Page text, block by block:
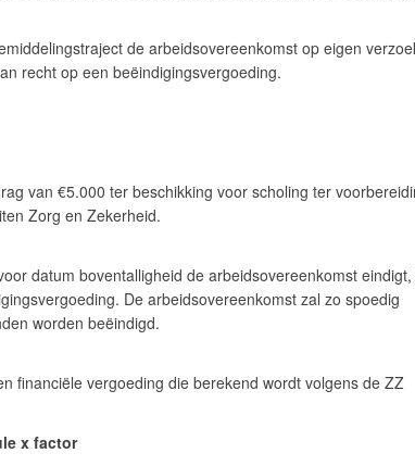
de arbeidsovereenkomst op eigen
recht op een beëindigingsvergoeding.
van €5.000 ter beschikking voor scholing ter
Zorg en Zekerheid.
datum boventalligheid de arbeidsovereenkomst eindigt,
De arbeidsovereenkomst zal zo spoedig
worden beëindigd.
financiële vergoeding die berekend wordt volgens de ZZ
x factor